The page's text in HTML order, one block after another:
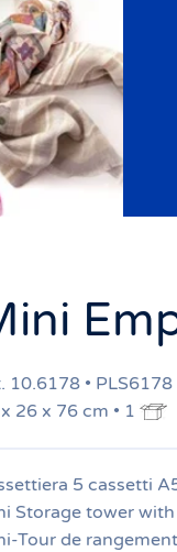
10.6178 • PLS6178
26 x 76 cm • 1
5 cassetti
Storage tower
Tour de